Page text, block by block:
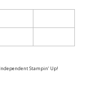
Stampin‘ Up!